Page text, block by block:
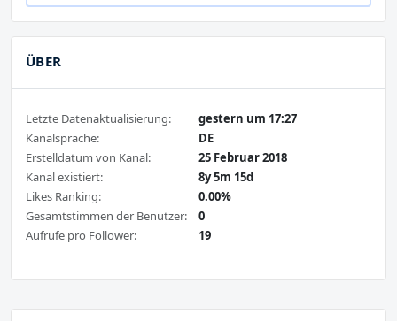
ÜBER
Letzte Datenaktualisierung:
gestern um 17:27
Kanalsprache:
DE
Erstelldatum von Kanal:
25 Februar 2018
Kanal existiert:
8y 5m 15d
Likes Ranking:
0.00%
Gesamtstimmen der Benutzer:
0
Aufrufe pro Follower:
19